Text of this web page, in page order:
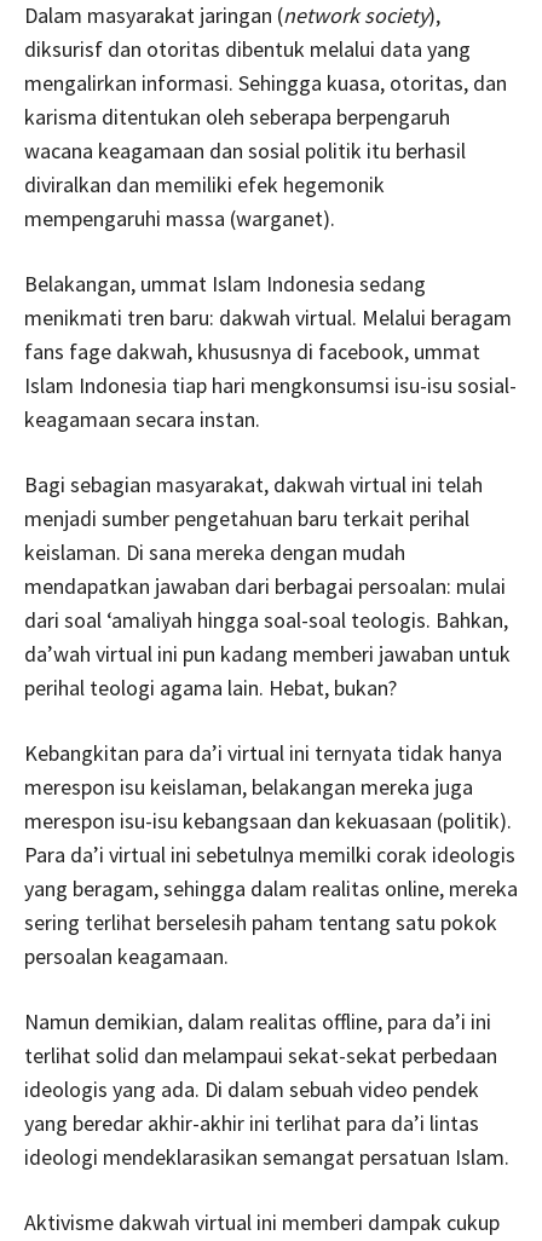
Dalam masyarakat jaringan (network society),
diksurisf dan otoritas dibentuk melalui data yang
mengalirkan informasi. Sehingga kuasa, otoritas, dan
karisma ditentukan oleh seberapa berpengaruh
wacana keagamaan dan sosial politik itu berhasil
diviralkan dan memiliki efek hegemonik
mempengaruhi massa (warganet).
Belakangan, ummat Islam Indonesia sedang
menikmati tren baru: dakwah virtual. Melalui beragam
fans fage dakwah, khususnya di facebook, ummat
Islam Indonesia tiap hari mengkonsumsi isu-isu sosial-
keagamaan secara instan.
Bagi sebagian masyarakat, dakwah virtual ini telah
menjadi sumber pengetahuan baru terkait perihal
keislaman. Di sana mereka dengan mudah
mendapatkan jawaban dari berbagai persoalan: mulai
dari soal ‘amaliyah hingga soal-soal teologis. Bahkan,
da’wah virtual ini pun kadang memberi jawaban untuk
perihal teologi agama lain. Hebat, bukan?
Kebangkitan para da’i virtual ini ternyata tidak hanya
merespon isu keislaman, belakangan mereka juga
merespon isu-isu kebangsaan dan kekuasaan (politik).
Para da’i virtual ini sebetulnya memilki corak ideologis
yang beragam, sehingga dalam realitas online, mereka
sering terlihat berselesih paham tentang satu pokok
persoalan keagamaan.
Namun demikian, dalam realitas offline, para da’i ini
terlihat solid dan melampaui sekat-sekat perbedaan
ideologis yang ada. Di dalam sebuah video pendek
yang beredar akhir-akhir ini terlihat para da’i lintas
ideologi mendeklarasikan semangat persatuan Islam.
Aktivisme dakwah virtual ini memberi dampak cukup